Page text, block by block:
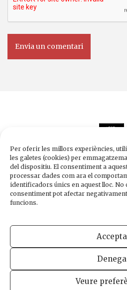
Per oferir les millors experiències,
les galetes (cookies) per
del dispositiu. El consentiment a
processar dades com ara el
identificadors únics en aquest lloc.
consentiment pot afectar
funcions.
Accepta
Denega
Veure
Edicions de
Carrer Trafalgar,
Fax 934 854
INFORMACIÓ LEGAL POLÍTICA DE
DISSENY